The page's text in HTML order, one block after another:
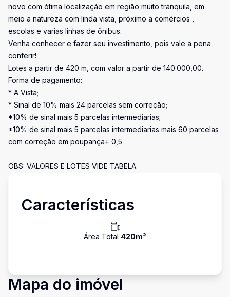
novo com ótima localização em região muito tranquila, em
meio a natureza com linda vista, próximo a comércios ,
escolas e varias linhas de ônibus.
Venha conhecer e fazer seu investimento, pois vale a pena
conferir!
Lotes a partir de 420 m, com valor a partir de 140.000,00.
Forma de pagamento:
* A Vista;
* Sinal de 10% mais 24 parcelas sem correção;
*10% de sinal mais 5 parcelas intermediarias;
*10% de sinal mais 5 parcelas intermediarias mais 60 parcelas
com correção em poupança+ 0,5
OBS: VALORES E LOTES VIDE TABELA.
Características
Área Total 420m²
Mapa do imóvel